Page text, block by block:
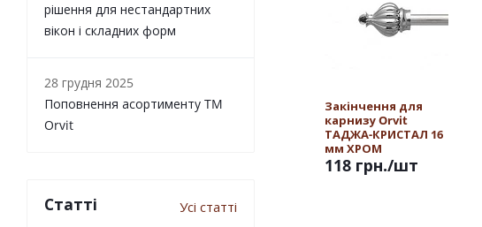
Закінчення для
карнизу Orvit
ТАДЖА-КРИСТАЛ 16
мм ХРОМ
118 грн./шт
рішення для нестандартних
вікон і складних форм
28 грудня 2025
Поповнення асортименту TM
Orvit
Статті Усі статті